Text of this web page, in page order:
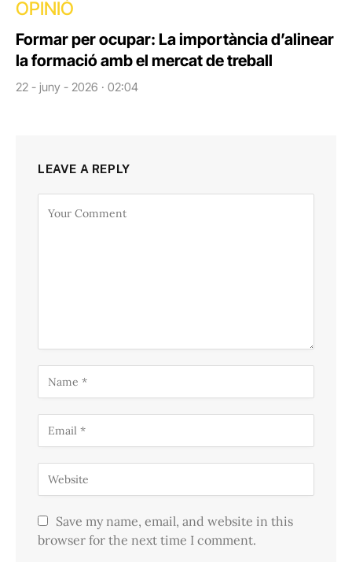
OPINIÓ
Formar per ocupar: La importància d’alinear
la formació amb el mercat de treball
22 - juny - 2026 · 02:04
LEAVE A REPLY
Save my name, email, and website in this
browser for the next time I comment.